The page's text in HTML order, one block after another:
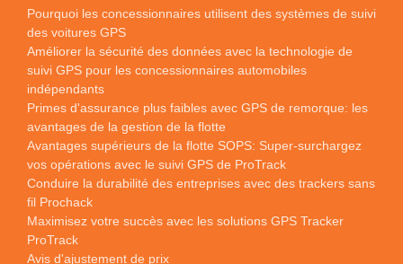
Pourquoi les concessionnaires utilisent des systèmes de suivi
des voitures GPS
Améliorer la sécurité des données avec la technologie de
suivi GPS pour les concessionnaires automobiles
indépendants
Primes d'assurance plus faibles avec GPS de remorque: les
avantages de la gestion de la flotte
Avantages supérieurs de la flotte SOPS: Super-surchargez
vos opérations avec le suivi GPS de ProTrack
Conduire la durabilité des entreprises avec des trackers sans
fil Prochack
Maximisez votre succès avec les solutions GPS Tracker
ProTrack
Avis d'ajustement de prix